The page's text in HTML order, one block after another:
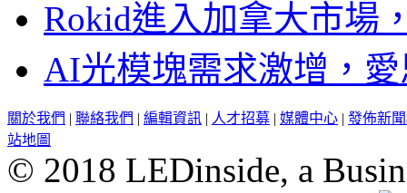
Rokid進入加拿大市場
AI光模塊需求激增，
關於我們 | 聯絡我們 | 編輯資訊 | 人才招募 | 媒體中心 | 發佈新
站地圖
© 2018 LEDinside, a